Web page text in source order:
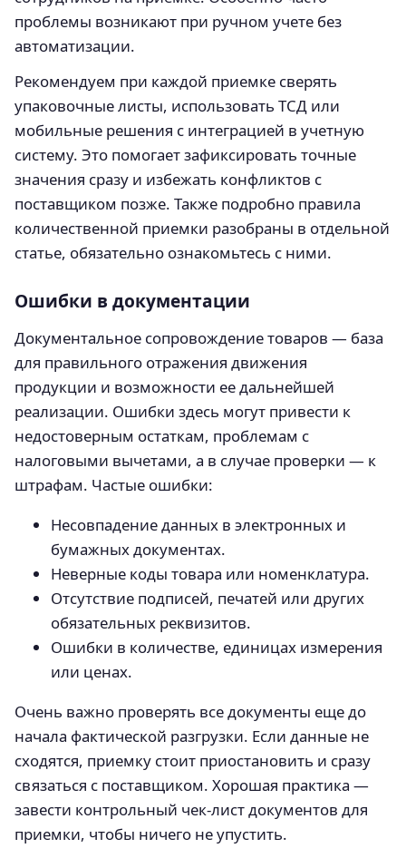
проблемы возникают при ручном учете без
автоматизации.
Рекомендуем при каждой приемке сверять
упаковочные листы, использовать ТСД или
мобильные решения с интеграцией в учетную
систему. Это помогает зафиксировать точные
значения сразу и избежать конфликтов с
поставщиком позже. Также подробно правила
количественной приемки разобраны в отдельной
статье, обязательно ознакомьтесь с ними.
Ошибки в документации
Документальное сопровождение товаров — база
для правильного отражения движения
продукции и возможности ее дальнейшей
реализации. Ошибки здесь могут привести к
недостоверным остаткам, проблемам с
налоговыми вычетами, а в случае проверки — к
штрафам. Частые ошибки:
Несовпадение данных в электронных и
бумажных документах.
Неверные коды товара или номенклатура.
Отсутствие подписей, печатей или других
обязательных реквизитов.
Ошибки в количестве, единицах измерения
или ценах.
Очень важно проверять все документы еще до
начала фактической разгрузки. Если данные не
сходятся, приемку стоит приостановить и сразу
связаться с поставщиком. Хорошая практика —
завести контрольный чек-лист документов для
приемки, чтобы ничего не упустить.